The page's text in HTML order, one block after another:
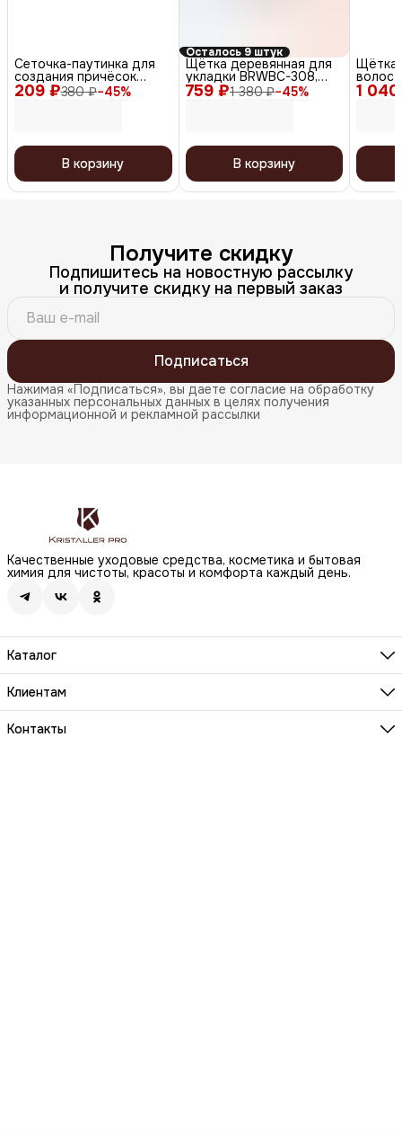
209 ₽380 ₽−45%
Сеточка-паутинка для
создания причёсок
большая СЕ102, белый, 2
шт.
В корзину
Осталось 9 штук
759 ₽1 380 ₽−45%
Щётка деревянная для
укладки BRWBC-308,
коричневый
В корзину
1
Щётка
волос
Получите скидку
Подпишитесь на новостную рассылку
и получите скидку на первый заказ
Подписаться
Нажимая «Подписаться», вы даете согласие на обработку
указанных персональных данных в целях получения
информационной и рекламной рассылки
Качественные уходовые средства, косметика и бытовая
химия для чистоты, красоты и комфорта каждый день.
Каталог
Бренды
Волосы
Макияж
Клиентам
О компании
Реквизиты
Контакты